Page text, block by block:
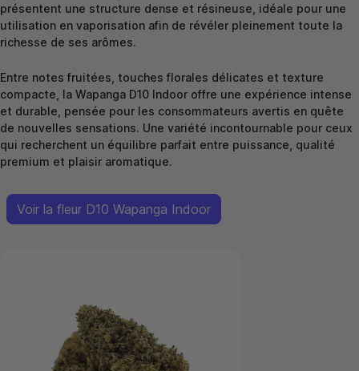
présentent une structure dense et résineuse, idéale pour une
utilisation en vaporisation afin de révéler pleinement toute la
richesse de ses arômes.
Entre notes fruitées, touches florales délicates et texture
compacte, la Wapanga D10 Indoor offre une expérience intense
et durable, pensée pour les consommateurs avertis en quête
de nouvelles sensations. Une variété incontournable pour ceux
qui recherchent un équilibre parfait entre puissance, qualité
premium et plaisir aromatique.
Voir la fleur D10 Wapanga Indoor